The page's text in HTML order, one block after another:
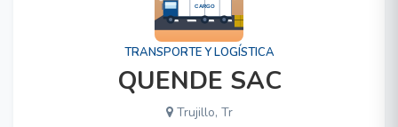
TRANSPORTE Y LOGÍSTICA
QUENDE SAC
Trujillo, Tr